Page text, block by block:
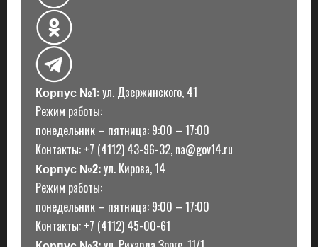
Корпус №1:ул. Дзержинского, 41
Режим работы:
понедельник – пятница: 9:00 – 17:00
Контакты: +7 (4112) 43-96-32, na@gov14.ru
Корпус №2:ул. Кирова, 14
Режим работы:
понедельник – пятница: 9:00 – 17:00
Контакты: +7 (4112) 45-00-61